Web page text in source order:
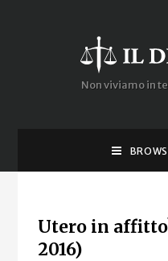
Non viviamo in
Utero in
2016)